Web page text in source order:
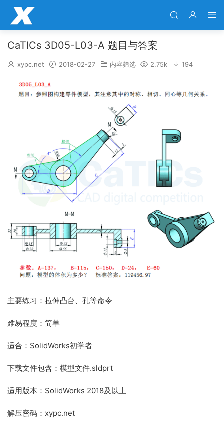
CaTICs 3D05-L03-A 题目与答案
xypc.net 2018-02-27 内容筛选 2.75k 194
主要练习：拉伸凸台、孔等命令
难易程度：简单
适合：SolidWorks初学者
下载文件包含：模型文件.sldprt
适用版本：SolidWorks 2018及以上
解压密码：xypc.net